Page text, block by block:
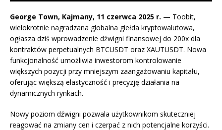
George Town, Kajmany, 11 czerwca 2025 r. — Toobit,
wielokrotnie nagradzana globalna giełda kryptowalutowa,
ogłasza dziś wprowadzenie dźwigni finansowej do 200x dla
kontraktów perpetualnych BTCUSDT oraz XAUTUSDT. Nowa
funkcjonalność umożliwia inwestorom kontrolowanie
większych pozycji przy mniejszym zaangażowaniu kapitału,
oferując większą elastyczność i precyzję działania na
dynamicznych rynkach.
Nowy poziom dźwigni pozwala użytkownikom skuteczniej
reagować na zmiany cen i czerpać z nich potencjalne korzyści.